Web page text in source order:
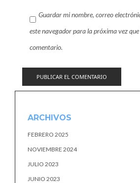
Guardar mi nombre, correo
este navegador para la próxima vez
comentario.
ARCHIVOS
FEBRERO 2025
NOVIEMBRE 2024
JULIO 2023
JUNIO 2023